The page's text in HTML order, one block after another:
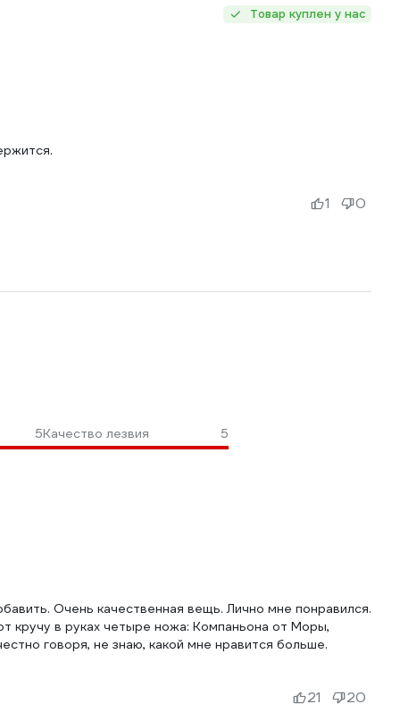
Товар куплен у нас
1 0
5Качество лезвия
5
Очень качественная вещь. Лично мне понравился.
кручу в руках четыре ножа: Компаньона от Моры,
говоря, не знаю, какой мне нравится больше.
21 20